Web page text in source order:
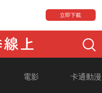
立即下載
電影 卡通動漫